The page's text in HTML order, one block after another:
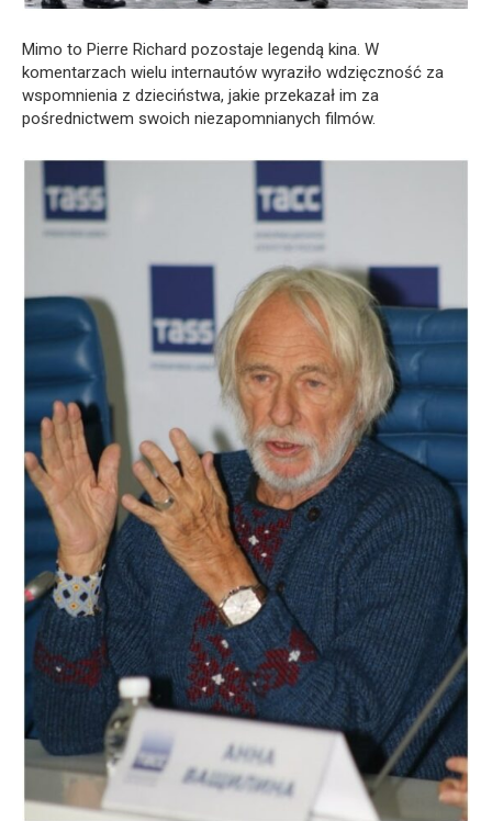
Mimo to Pierre Richard pozostaje legendą kina. W
komentarzach wielu internautów wyraziło wdzięczność za
wspomnienia z dzieciństwa, jakie przekazał im za
pośrednictwem swoich niezapomnianych filmów.